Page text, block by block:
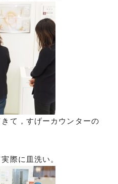
て，すげーカウンターの
際に皿洗い。